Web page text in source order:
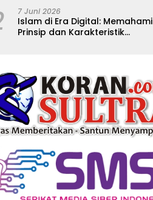
7 Juni 2026
Islam di Era Digital: Memahami
Prinsip dan Karakteristik